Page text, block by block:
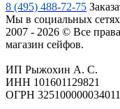
8 (495) 488-72-75
Мы в социальных
2007 - 2026 © Все
магазин сейфов.
ИП Рыжохин А. С.
ИНН 101601129821
ОГРН 325100000034011